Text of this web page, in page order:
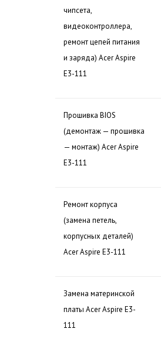
чипсета,
видеоконтроллера,
ремонт цепей питания
и заряда) Acer Aspire
E3-111
Прошивка BIOS
(демонтаж — прошивка
— монтаж) Acer Aspire
E3-111
Ремонт корпуса
(замена петель,
корпусных деталей)
Acer Aspire E3-111
Замена материнской
платы Acer Aspire E3-
111